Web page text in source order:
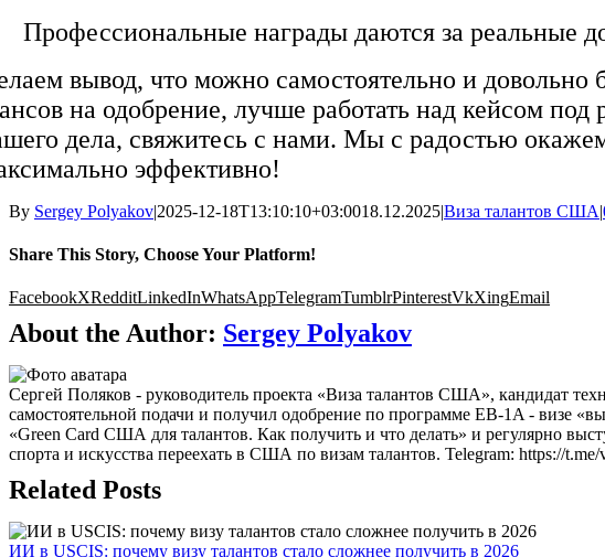
Профессиональные награды даются за реальные
вывод, что можно самостоятельно и
на одобрение, лучше работать над кейсом
дела, свяжитесь с нами. Мы с радостью
эффективно!
By Sergey Polyakov|2025-12-18T13:10:10+03:0018.12.2025|Виза талантов США|
Share This Story, Choose Your Platform!
FacebookXRedditLinkedInWhatsAppTelegramTumblrPinterestVkXingEmail
About the Author: Sergey Polyakov
Сергей Поляков - руководитель проекта «Виза талантов США», кандидат
самостоятельной подачи и получил одобрение по программе EB-1A - визе
«Green Card США для талантов. Как получить и что делать» и регулярно
спорта и искусства переехать в США по визам талантов. Telegram: https://t.me/
Related Posts
ИИ в USCIS: почему визу талантов стало сложнее получить в 2026